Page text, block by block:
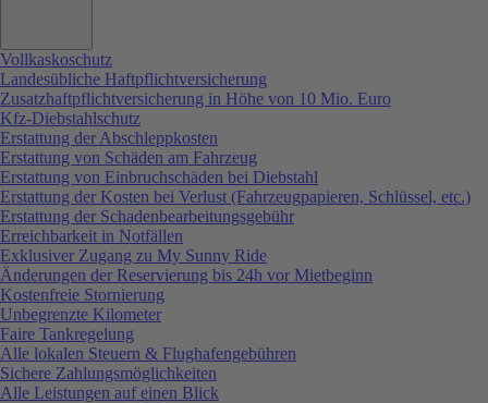
Vollkaskoschutz
Landesübliche Haftpflichtversicherung
Zusatzhaftpflichtversicherung in Höhe von 10 Mio. Euro
Kfz-Diebstahlschutz
Erstattung der Abschleppkosten
Erstattung von Schäden am Fahrzeug
Erstattung von Einbruchschäden bei Diebstahl
Erstattung der Kosten bei Verlust (Fahrzeugpapieren, Schlüssel, etc.)
Erstattung der Schadenbearbeitungsgebühr
Erreichbarkeit in Notfällen
Exklusiver Zugang zu My Sunny Ride
Änderungen der Reservierung bis 24h vor Mietbeginn
Kostenfreie Stornierung
Unbegrenzte Kilometer
Faire Tankregelung
Alle lokalen Steuern & Flughafengebühren
Sichere Zahlungsmöglichkeiten
Alle Leistungen auf einen Blick